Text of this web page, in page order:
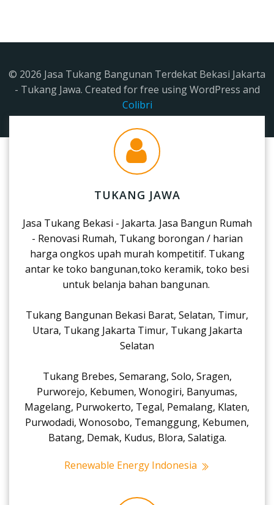
© 2026 Jasa Tukang Bangunan Terdekat Bekasi Jakarta
- Tukang Jawa. Created for free using WordPress and
Colibri
TUKANG JAWA
Jasa Tukang Bekasi - Jakarta. Jasa Bangun Rumah
- Renovasi Rumah, Tukang borongan / harian
harga ongkos upah murah kompetitif. Tukang
antar ke toko bangunan,toko keramik, toko besi
untuk belanja bahan bangunan.
Tukang Bangunan Bekasi Barat, Selatan, Timur,
Utara, Tukang Jakarta Timur, Tukang Jakarta
Selatan
Tukang Brebes, Semarang, Solo, Sragen,
Purworejo, Kebumen, Wonogiri, Banyumas,
Magelang, Purwokerto, Tegal, Pemalang, Klaten,
Purwodadi, Wonosobo, Temanggung, Kebumen,
Batang, Demak, Kudus, Blora, Salatiga.
Renewable Energy Indonesia